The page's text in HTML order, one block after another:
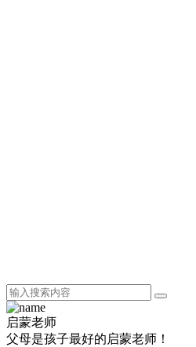
启蒙老师
父母是孩子最好的启蒙老师！